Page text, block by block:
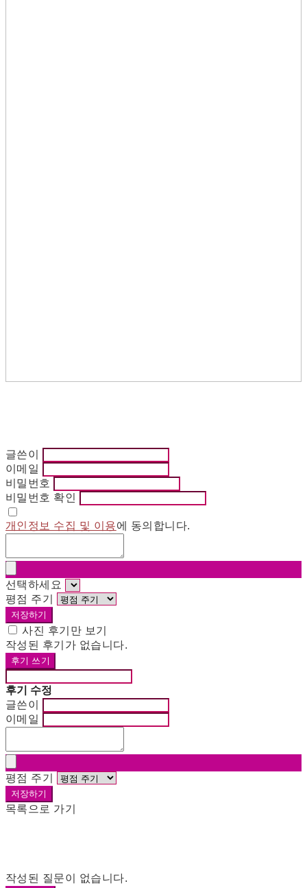
글쓴이
이메일
비밀번호
비밀번호 확인
개인정보 수집 및 이용에 동의합니다.
선택하세요
평점 주기
저장하기
사진 후기만 보기
작성된 후기가 없습니다.
후기 쓰기
후기 수정
글쓴이
이메일
평점 주기
저장하기
목록으로 가기
작성된 질문이 없습니다.